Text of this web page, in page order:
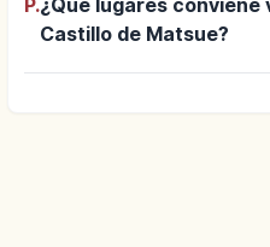
Castillo de Matsue?